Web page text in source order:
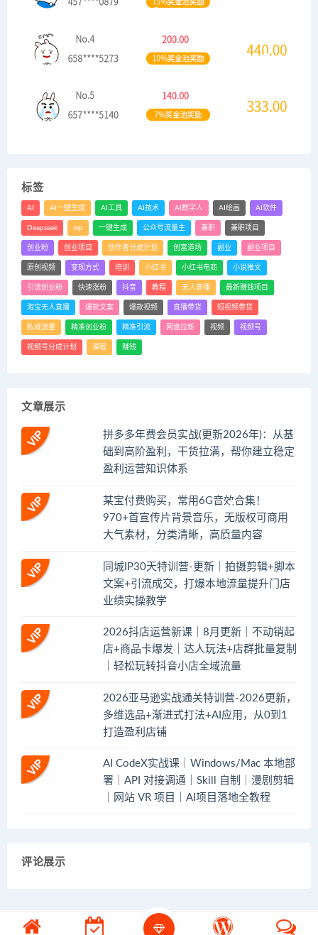
标签
AI AI一键生成 AI工具 AI技术 AI数字人 AI绘画 AI软件
Deepseek mp 一键生成 公众号流量主 兼职 兼职项目
创业粉 创业项目 创作者分成计划 创富道场 副业 副业项目
原创视频 变现方式 培训 小红书 小红书电商 小说推文
引流创业粉 快速涨粉 抖音 教程 无人直播 最新赚钱项目
淘宝无人直播 爆款文案 爆款视频 直播带货 短视频带货
私域流量 精准创业粉 精准引流 网盘拉新 视频 视频号
视频号分成计划 课程 赚钱
文章展示
拼多多年费会员实战(更新2026年)：从基
础到高阶盈利，干货拉满，帮你建立稳定
盈利运营知识体系
某宝付费购买，常用6G音效合集！
970+首宣传片背景音乐，无版权可商用
大气素材，分类清晰，高质量内容
同城IP30天特训营-更新｜拍摄剪辑+脚本
文案+引流成交，打爆本地流量提升门店
业绩实操教学
2026抖店运营新课｜8月更新｜不动销起
店+商品卡爆发｜达人玩法+店群批量复制
｜轻松玩转抖音小店全域流量
2026亚马逊实战通关特训营-2026更新，
多维选品+渐进式打法+AI应用，从0到1
打造盈利店铺
AI CodeX实战课｜Windows/Mac 本地部
署｜API 对接调通｜Skill 自制｜漫剧剪辑
｜网站 VR 项目｜AI项目落地全教程
评论展示